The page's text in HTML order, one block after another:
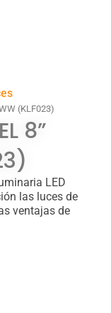
(KLF023)
8”
LED
las luces de
ventajas de